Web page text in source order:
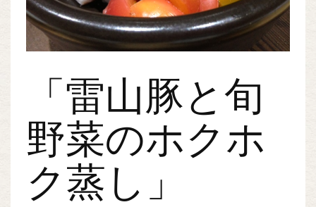
「雷山豚と旬
野菜のホクホ
ク蒸し」